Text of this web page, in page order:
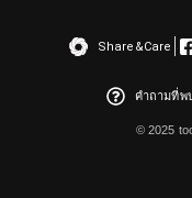
Share&Care
คำถามที่พ
© 2025